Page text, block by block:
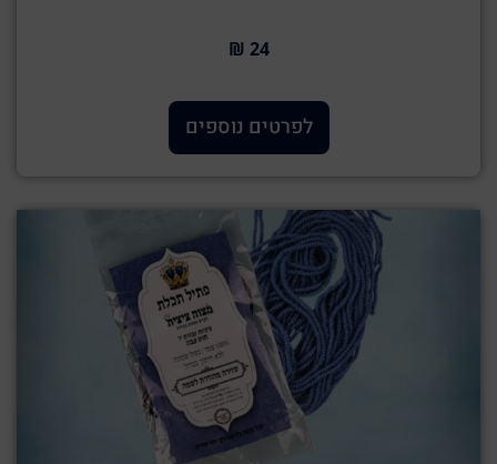
24 ₪
לפרטים נוספים